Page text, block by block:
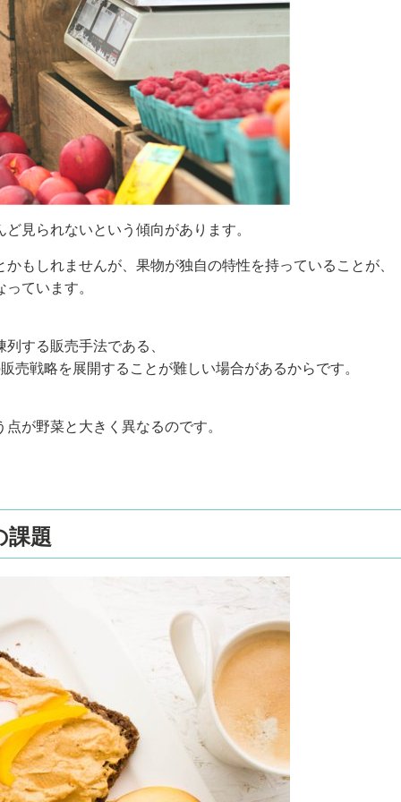
見られないという傾向があります。
もしれませんが、果物が独自の特性を持っていることが、
ています。
する販売手法である、
売戦略を展開することが難しい場合があるからです。
が野菜と大きく異なるのです。
課題